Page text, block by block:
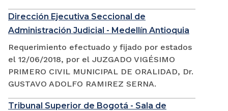
Dirección Ejecutiva Seccional de
Administración Judicial - Medellín Antioquia
Requerimiento efectuado y fijado por estados
el 12/06/2018, por el JUZGADO VIGÉSIMO
PRIMERO CIVIL MUNICIPAL DE ORALIDAD, Dr.
GUSTAVO ADOLFO RAMIREZ SERNA.
Tribunal Superior de Bogotá - Sala de